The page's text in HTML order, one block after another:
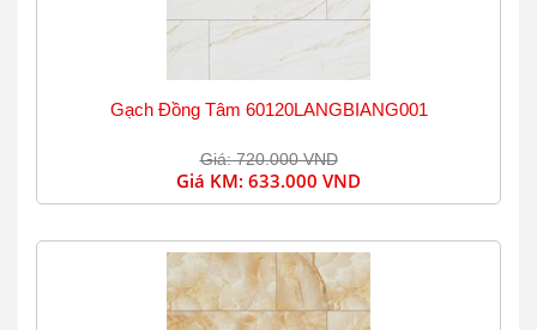
Gạch Đồng Tâm 60120LANGBIANG001
Giá: 720.000 VND
Giá KM: 633.000 VND